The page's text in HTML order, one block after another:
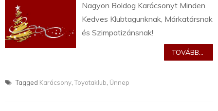
Nagyon Boldog Karácsonyt Minden
Kedves Klubtagunknak, Márkatársnak
és Szimpatizánsnak!
TOVÁBB...
Tagged Karácsony ,Toyotaklub Ünnep